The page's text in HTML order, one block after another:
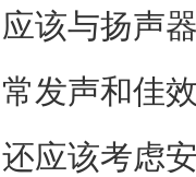
应该与扬声
常发声和佳
还应该考虑